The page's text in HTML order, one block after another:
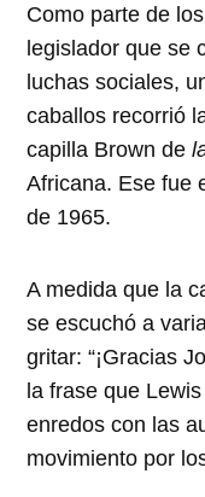
Como parte de
legislador que se
luchas sociales,
caballos recorrió
capilla Brown de
Africana. Ese fue
de 1965.
A medida que la
se escuchó a
gritar: ¡Gracias
la frase que
enredos con las
movimiento por